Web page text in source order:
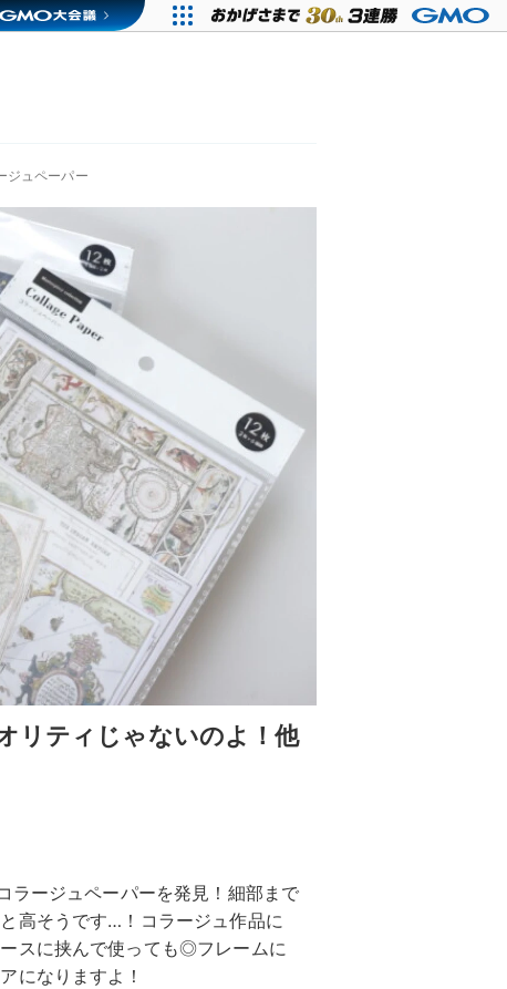
ジュペーパー
リティじゃないのよ！他
ラージュペーパーを発見！細部まで
高そうです…！コラージュ作品に
スに挟んで使っても◎フレームに
になりますよ！